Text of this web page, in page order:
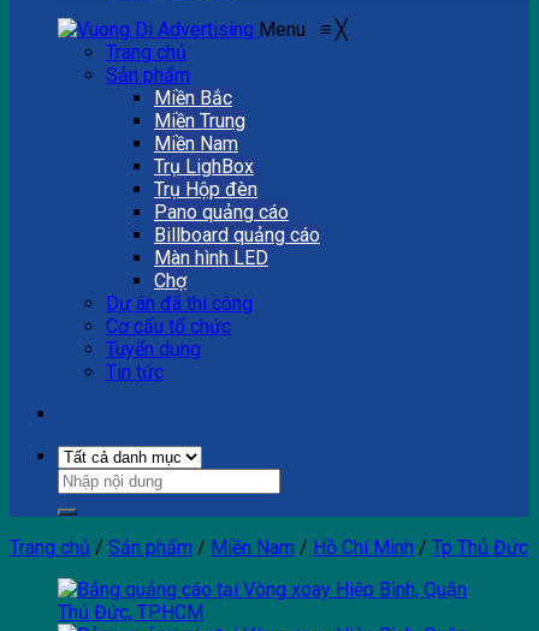
Menu ≡ ╳
Trang chủ
Sản phẩm
Miền Bắc
Miền Trung
Miền Nam
Trụ LighBox
Trụ Hộp đèn
Pano quảng cáo
Billboard quảng cáo
Màn hình LED
Chợ
Dự án đã thi công
Cơ cấu tổ chức
Tuyển dụng
Tin tức
Trang chủ / Sản phẩm / Miền Nam / Hồ Chí Minh / Tp Thủ Đức